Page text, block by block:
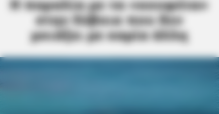
Η παραλία με τα «κουφέτα»
στην Εύβοια που δεν
μοιάζει με καμία άλλη